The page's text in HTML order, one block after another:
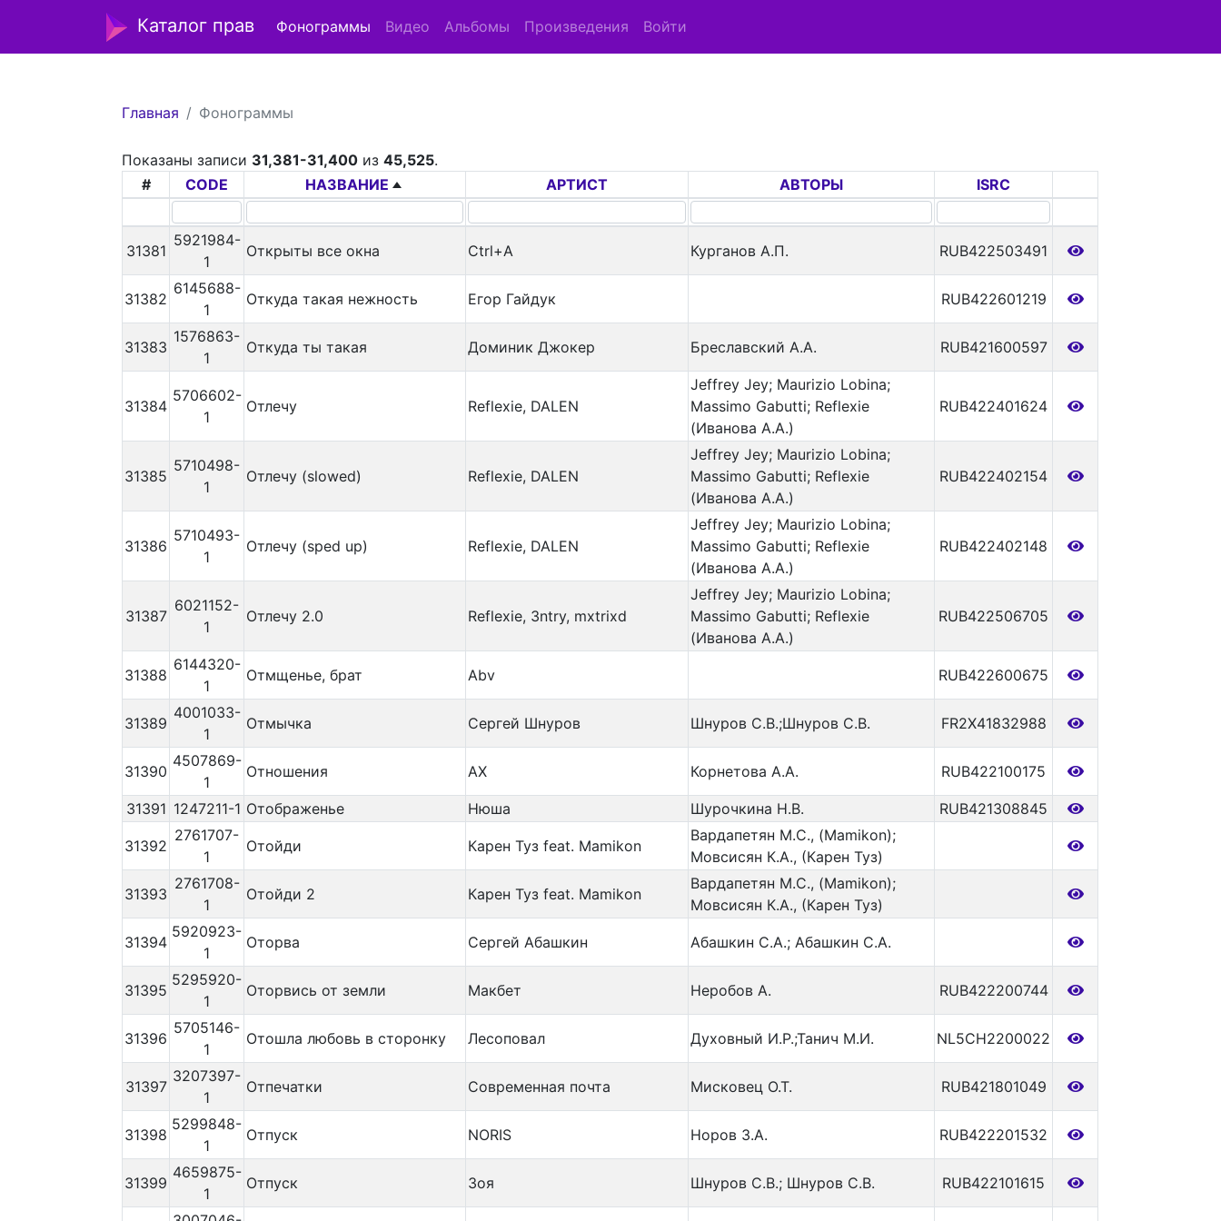
Каталог прав Фонограммы Видео Альбомы Произведения Войти
Главная Фонограммы
Показаны записи 31,381-31,400 из45,525.
#
CODE НАЗВАНИЕ АРТИСТ АВТОРЫ ISRC
31381
5921984-
1
Открыты все окна Ctrl+A Курганов А.П. RUB422503491
31382
6145688-
1
Откуда такая нежность Егор Гайдук RUB422601219
31383
1576863-
1
Откуда ты такая Доминик Джокер Бреславский А.А. RUB421600597
31384
5706602-
1
Отлечу Reflexie, DALEN
Jeffrey Jey; Maurizio Lobina;
Massimo Gabutti; Reflexie
(Иванова А.А.)
RUB422401624
31385
5710498-
1
Отлечу (slowed) Reflexie, DALEN
Jeffrey Jey; Maurizio Lobina;
Massimo Gabutti; Reflexie
(Иванова А.А.)
RUB422402154
31386
5710493-
1
Отлечу (sped up) Reflexie, DALEN
Jeffrey Jey; Maurizio Lobina;
Massimo Gabutti; Reflexie
(Иванова А.А.)
RUB422402148
31387
6021152-
1
Отлечу 2.0 Reflexie, 3ntry, mxtrixd
Jeffrey Jey; Maurizio Lobina;
Massimo Gabutti; Reflexie
(Иванова А.А.)
RUB422506705
31388
6144320-
1
Отмщенье, брат Abv RUB422600675
31389
4001033-
1
Отмычка Сергей Шнуров Шнуров С.В.;Шнуров С.В. FR2X41832988
31390
4507869-
1
Отношения АХ Корнетова А.А. RUB422100175
31391 1247211-1 Отображенье Нюша Шурочкина Н.В. RUB421308845
31392
2761707-
1
Отойди Карен Туз feat. Mamikon
Вардапетян М.С., (Mamikon);
Мовсисян К.А., (Карен Туз)
31393
2761708-
1
Отойди 2 Карен Туз feat. Mamikon
Вардапетян М.С., (Mamikon);
Мовсисян К.А., (Карен Туз)
31394
5920923-
1
Оторва Сергей Абашкин Абашкин С.А.; Абашкин С.А.
31395
5295920-
1
Оторвись от земли Макбет Неробов А. RUB422200744
31396
5705146-
1
Отошла любовь в сторонку Лесоповал Духовный И.Р.;Танич М.И. NL5CH2200022
31397
3207397-
1
Отпечатки Современная почта Мисковец О.Т. RUB421801049
31398
5299848-
1
Отпуск NORIS Норов З.А. RUB422201532
31399
4659875-
1
Отпуск Зоя Шнуров С.В.; Шнуров С.В. RUB422101615